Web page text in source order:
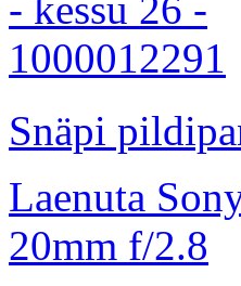
Snäpi
Laenuta
20mm f/2.8